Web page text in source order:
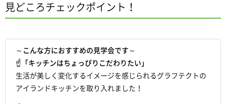
見どころチェックポイント！
～こんな方におすすめの見学会です～
☝ 「キッチンはちょっぴりこだわりたい」
生活が美しく変化するイメージを感じられるグラフテクトの
アイランドキッチンを取り入れました！